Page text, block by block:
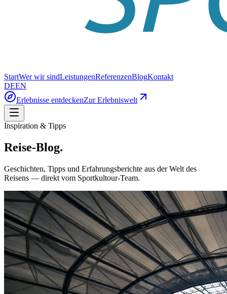
StartWer wir sindLeistungenReferenzenBlogKontakt
DEEN
Erlebnisse entdeckenZur Erlebniswelt
Inspiration & Tipps
Reise-Blog.
Geschichten, Tipps und Erfahrungsberichte aus der Welt des
Reisens — direkt vom Sportkultour-Team.